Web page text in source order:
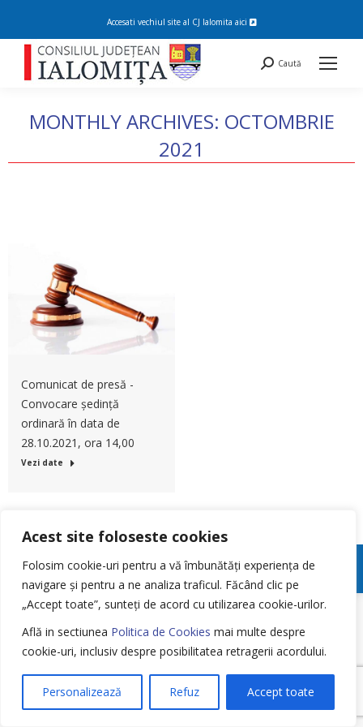
Acest site foloseste cookies
Folosim cookie-uri pentru a vă îmbunătăți experiența de
navigare și pentru a ne analiza traficul. Făcând clic pe
„Accept toate”, sunteți de acord cu utilizarea cookie-urilor.
Află in sectiunea Politica de Cookies mai multe despre
cookie-uri, inclusiv despre posibilitatea retragerii acordului.
Personalizează Refuz Accept toate
Accesati vechiul site al CJ Ialomita aici
Search:
Caută
MONTHLY ARCHIVES: OCTOMBRIE
2021
Comunicat de presă -
Convocare ședință
ordinară în data de
28.10.2021, ora 14,00
Vezi date
Meniu Footer